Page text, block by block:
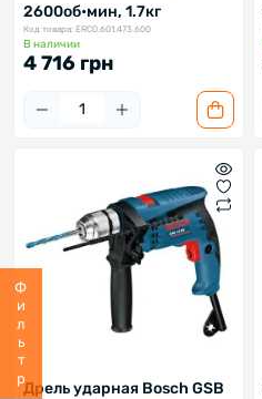
Фильтр
2600об•мин, 1.7кг
Код товара: ERC0.601.473.600
В наличии
4 716 грн
Дрель ударная Bosch GSB